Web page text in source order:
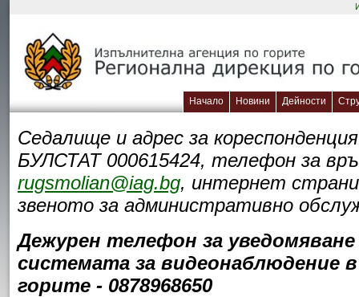
Начало Новини Дейности
Седалище и адрес за
БУЛСТАТ 000615424, телефон за
rugsmolian@iag.bg, интернет
звеното за административно
Дежурен телефон за
системата за видеонаблюдение
горите - 0878968650